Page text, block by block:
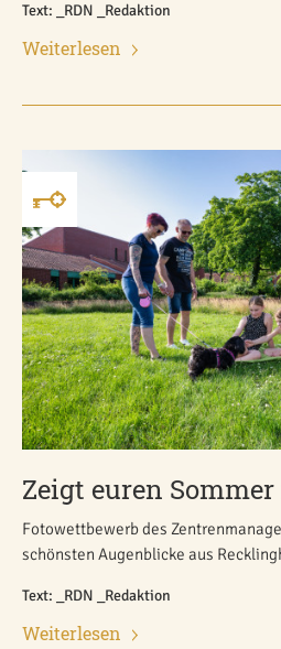
Text: _RDN _Redaktion
Weiterlesen
Zeigt euren
Fotowettbewerb des
schönsten Augenblicke aus
Text: _RDN _Redaktion
Weiterlesen